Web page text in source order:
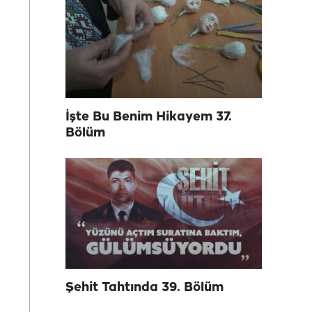
İşte Bu Benim Hikayem 37.
Bölüm
Şehit Tahtında 39. Bölüm